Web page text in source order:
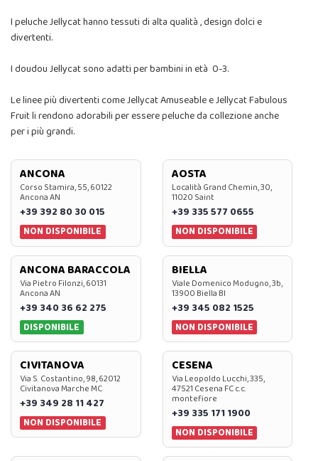
I peluche Jellycat hanno tessuti di alta qualità , design dolci e
divertenti.
I doudou Jellycat sono adatti per bambini in età 0-3.
Le linee più divertenti come Jellycat Amuseable e Jellycat Fabulous
Fruit li rendono adorabili per essere peluche da collezione anche
per i più grandi.
ANCONA
Corso Stamira, 55, 60122
Ancona AN
+39 392 80 30 015
NON DISPONIBILE
AOSTA
Località Grand Chemin, 30,
11020 Saint
+39 335 577 0655
NON DISPONIBILE
ANCONA BARACCOLA
Via Pietro Filonzi, 60131
Ancona AN
+39 340 36 62 275
DISPONIBILE
BIELLA
Viale Domenico Modugno, 3b,
13900 Biella BI
+39 345 082 1525
NON DISPONIBILE
CIVITANOVA
Via S. Costantino, 98, 62012
Civitanova Marche MC
+39 349 28 11 427
NON DISPONIBILE
CESENA
Via Leopoldo Lucchi, 335,
47521 Cesena FC c.c.
montefiore
+39 335 171 1900
NON DISPONIBILE